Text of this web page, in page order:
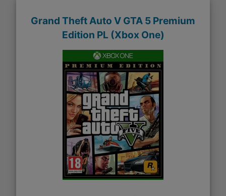
Grand Theft Auto V GTA 5 Premium
Edition PL (Xbox One)